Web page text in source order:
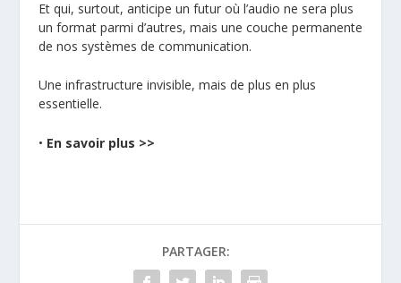
Et qui, surtout, anticipe un futur où l’audio ne sera plus
un format parmi d’autres, mais une couche permanente
de nos systèmes de communication.
Une infrastructure invisible, mais de plus en plus
essentielle.
• En savoir plus >>
PARTAGER: